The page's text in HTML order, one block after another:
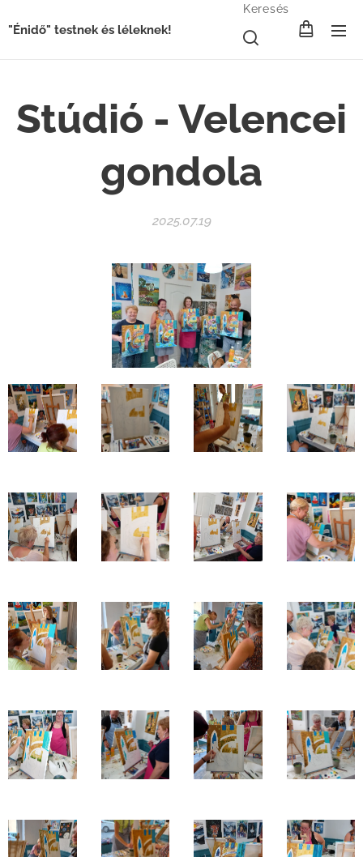
"Énidő" testnek és léleknek!
Keresés
Stúdió - Velencei
gondola
2025.07.19